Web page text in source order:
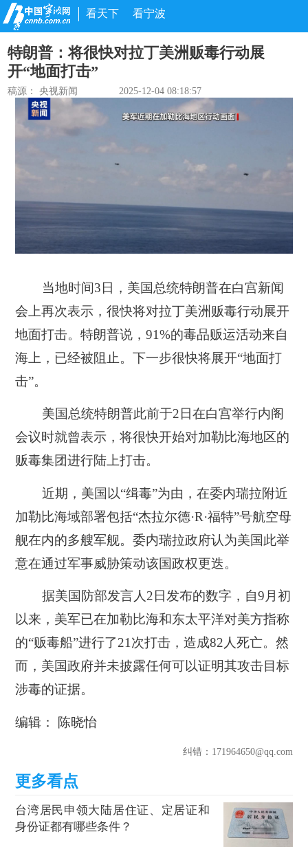
看天下 看宁波
特朗普：将很快对拉丁美洲贩毒行动展
开“地面打击”
稿源：央视新闻 2025-12-04 08:18:57
当地时间3日，美国总统特朗普在白宫新闻
会上再次表示，很快将对拉丁美洲贩毒行动展开
地面打击。特朗普说，91%的毒品贩运活动来自
海上，已经被阻止。下一步很快将展开“地面打
击”。
美国总统特朗普此前于2日在白宫举行内阁
会议时就曾表示，将很快开始对加勒比海地区的
贩毒集团进行陆上打击。
近期，美国以“缉毒”为由，在委内瑞拉附近
加勒比海域部署包括“杰拉尔德·R·福特”号航空母
舰在内的多艘军舰。委内瑞拉政府认为美国此举
意在通过军事威胁策动该国政权更迭。
据美国防部发言人2日发布的数字，自9月初
以来，美军已在加勒比海和东太平洋对美方指称
的“贩毒船”进行了21次打击，造成82人死亡。然
而，美国政府并未披露任何可以证明其攻击目标
涉毒的证据。
编辑： 陈晓怡
纠错：171964650@qq.com
台湾居民申领大陆居住证、定居证和
身份证都有哪些条件？